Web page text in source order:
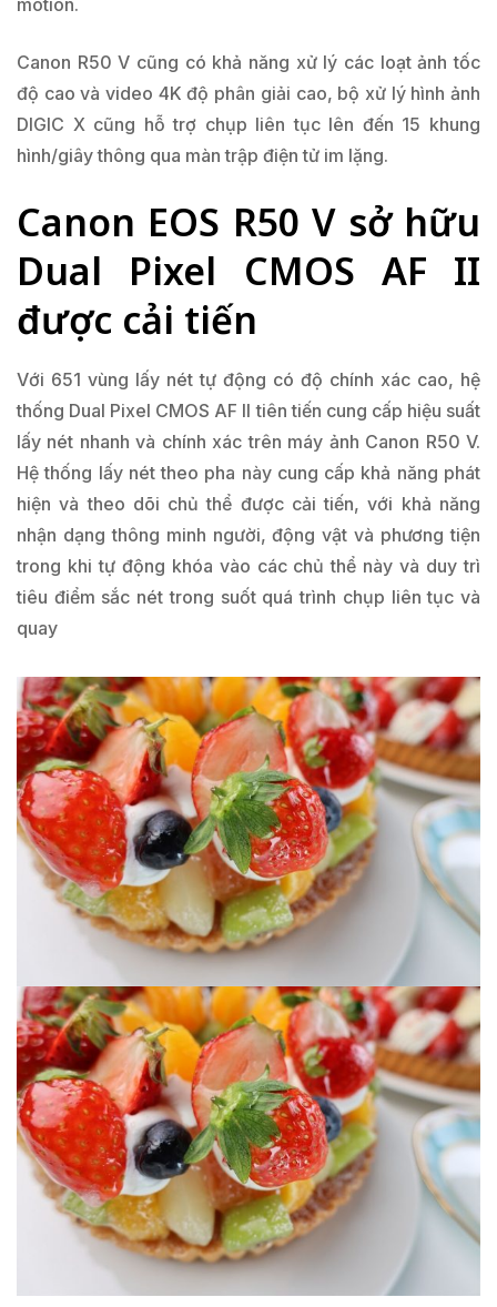
motion.
Canon R50 V cũng có khả năng xử lý các loạt ảnh tốc
độ cao và video 4K độ phân giải cao, bộ xử lý hình ảnh
DIGIC X cũng hỗ trợ chụp liên tục lên đến 15 khung
hình/giây thông qua màn trập điện tử im lặng.
Canon EOS R50 V sở hữu
Dual Pixel CMOS AF II
được cải tiến
Với 651 vùng lấy nét tự động có độ chính xác cao, hệ
thống Dual Pixel CMOS AF II tiên tiến cung cấp hiệu suất
lấy nét nhanh và chính xác trên máy ảnh Canon R50 V.
Hệ thống lấy nét theo pha này cung cấp khả năng phát
hiện và theo dõi chủ thể được cải tiến, với khả năng
nhận dạng thông minh người, động vật và phương tiện
trong khi tự động khóa vào các chủ thể này và duy trì
tiêu điểm sắc nét trong suốt quá trình chụp liên tục và
quay